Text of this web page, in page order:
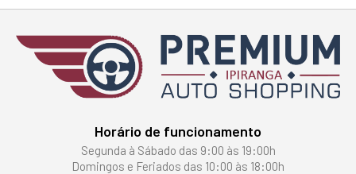
Horário de funcionamento
Segunda à Sábado das 9:00 às 19:00h
Domingos e Feriados das 10:00 às 18:00h